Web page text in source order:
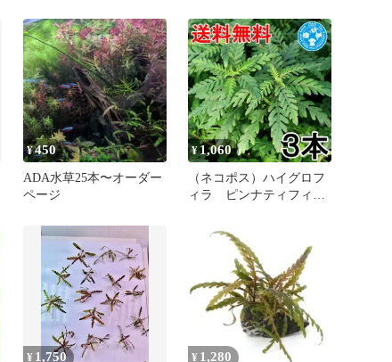
¥450
ADA水草25本〜オーダー
ページ
¥1,060
（ネコポス）ハイグロフ
ィラ ピンナティフィダ
（３本）（４３４４９
¥ 1,750 ¥ 1,280